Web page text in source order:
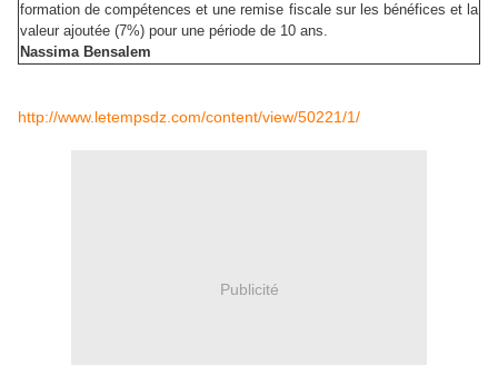
formation de compétences et une remise fiscale sur les bénéfices et la
valeur ajoutée (7%) pour une période de 10 ans.
Nassima Bensalem
http://www.letempsdz.com/content/view/50221/1/
Publicité